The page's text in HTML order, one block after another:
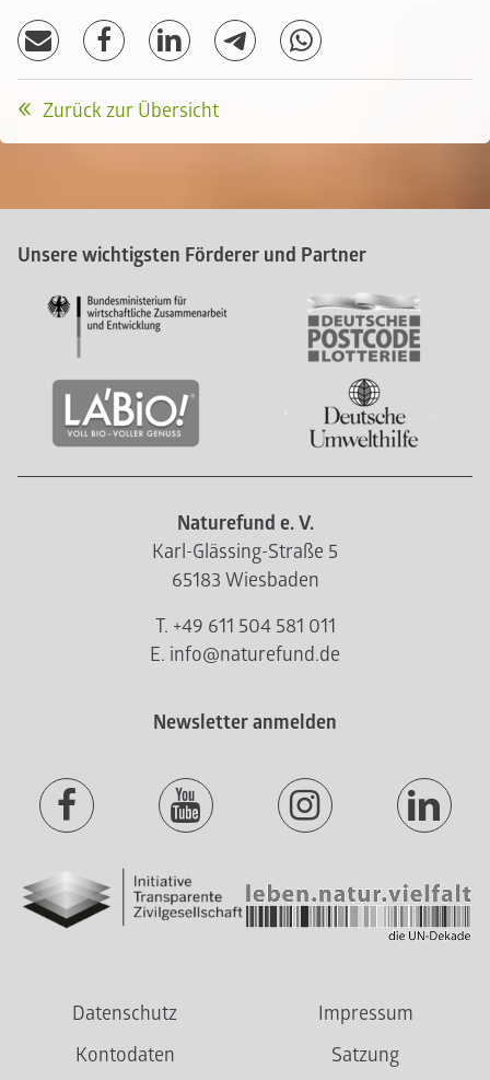
Zurück zur Übersicht
Unsere wichtigsten Förderer und Partner
Naturefund e. V.
Karl-Glässing-Straße 5
65183 Wiesbaden
T. +49 611 504 581 011
E. info@naturefund.de
Newsletter anmelden
Datenschutz
Impressum
Kontodaten
Satzung